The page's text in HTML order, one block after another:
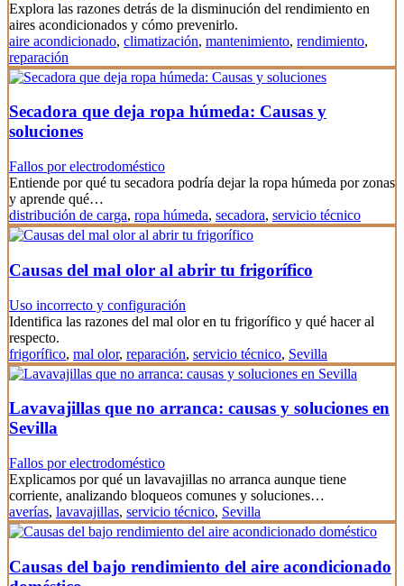
Explora las razones detrás de la disminución del rendimiento en
aires acondicionados y cómo prevenirlo.
aire acondicionado, climatización, mantenimiento, rendimiento,
reparación
Secadora que deja ropa húmeda: Causas y
soluciones
Fallos por electrodoméstico
Entiende por qué tu secadora podría dejar la ropa húmeda por zonas
y aprende qué…
distribución de carga, ropa húmeda, secadora, servicio técnico
Causas del mal olor al abrir tu frigorífico
Uso incorrecto y configuración
Identifica las razones del mal olor en tu frigorífico y qué hacer al
respecto.
frigorífico, mal olor, reparación, servicio técnico, Sevilla
Lavavajillas que no arranca: causas y soluciones en
Sevilla
Fallos por electrodoméstico
Explicamos por qué un lavavajillas no arranca aunque tiene
corriente, analizando bloqueos comunes y soluciones…
averías, lavavajillas, servicio técnico, Sevilla
Causas del bajo rendimiento del aire acondicionado